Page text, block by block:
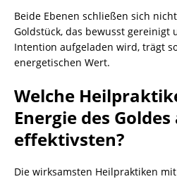
Beide Ebenen schließen sich
Goldstück, das bewusst gereinigt
Intention aufgeladen wird, trägt
energetischen Wert.
Welche
Energie des Goldes
effektivsten?
Die wirksamsten Heilpraktiken